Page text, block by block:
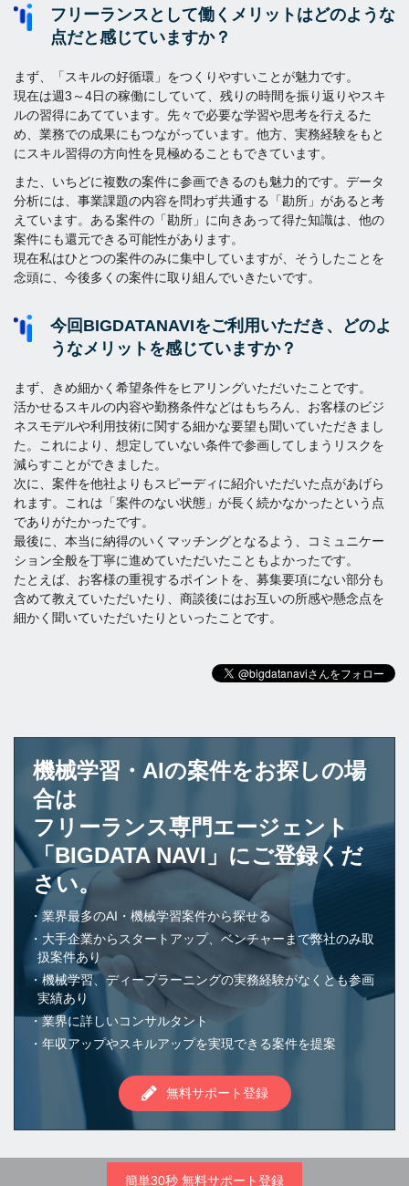
フリーランスとして働くメリットはどのような
点だと感じていますか？
まず、「スキルの好循環」をつくりやすいことが魅力です。
現在は週3～4日の稼働にしていて、残りの時間を振り返りやスキ
ルの習得にあてています。先々で必要な学習や思考を行えるた
め、業務での成果にもつながっています。他方、実務経験をもと
にスキル習得の方向性を見極めることもできています。
また、いちどに複数の案件に参画できるのも魅力的です。データ
分析には、事業課題の内容を問わず共通する「勘所」があると考
えています。ある案件の「勘所」に向きあって得た知識は、他の
案件にも還元できる可能性があります。
現在私はひとつの案件のみに集中していますが、そうしたことを
念頭に、今後多くの案件に取り組んでいきたいです。
今回BIGDATANAVIをご利用いただき、どのよ
うなメリットを感じていますか？
まず、きめ細かく希望条件をヒアリングいただいたことです。
活かせるスキルの内容や勤務条件などはもちろん、お客様のビジ
ネスモデルや利用技術に関する細かな要望も聞いていただきまし
た。これにより、想定していない条件で参画してしまうリスクを
減らすことができました。
次に、案件を他社よりもスピーディに紹介いただいた点があげら
れます。これは「案件のない状態」が長く続かなかったという点
でありがたかったです。
最後に、本当に納得のいくマッチングとなるよう、コミュニケー
ション全般を丁寧に進めていただいたこともよかったです。
たとえば、お客様の重視するポイントを、募集要項にない部分も
含めて教えていただいたり、商談後にはお互いの所感や懸念点を
細かく聞いていただいたりといったことです。
機械学習・AIの案件をお探しの場
合は
フリーランス専門エージェント
「BIGDATA NAVI」にご登録くだ
さい。
業界最多のAI・機械学習案件から探せる
大手企業からスタートアップ、ベンチャーまで弊社のみ取
扱案件あり
機械学習、ディープラーニングの実務経験がなくとも参画
実績あり
業界に詳しいコンサルタント
年収アップやスキルアップを実現できる案件を提案
無料サポート登録
簡単30秒 無料サポート登録